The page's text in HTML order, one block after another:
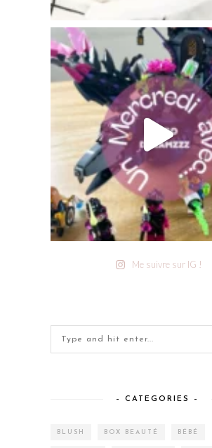
Me suivre sur IG !
– CATEGORIES –
BLUSH BOX BEAUTÉ BÉBÉ